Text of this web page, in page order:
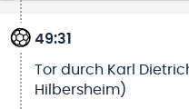
49:31
Tor durch Karl
Hilbersheim)